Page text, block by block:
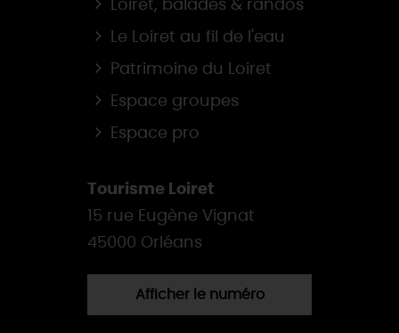
Loiret, balades & randos
Le Loiret au fil de l'eau
Patrimoine du Loiret
Espace groupes
Espace pro
Tourisme Loiret
15 rue Eugène Vignat
45000 Orléans
Afficher le numéro